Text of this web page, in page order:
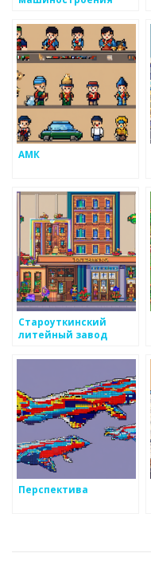
АМК
Староуткинский
литейный завод
Перспектива